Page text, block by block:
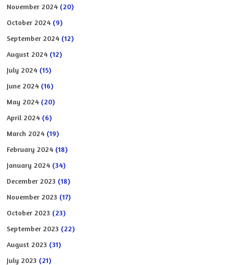
November 2024 (20)
October 2024 (9)
September 2024 (12)
August 2024 (12)
July 2024 (15)
June 2024 (16)
May 2024 (20)
April 2024 (6)
March 2024 (19)
February 2024 (18)
January 2024 (34)
December 2023 (18)
November 2023 (17)
October 2023 (23)
September 2023 (22)
August 2023 (31)
July 2023 (21)